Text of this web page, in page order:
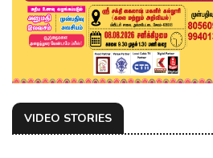
VIDEO STORIES